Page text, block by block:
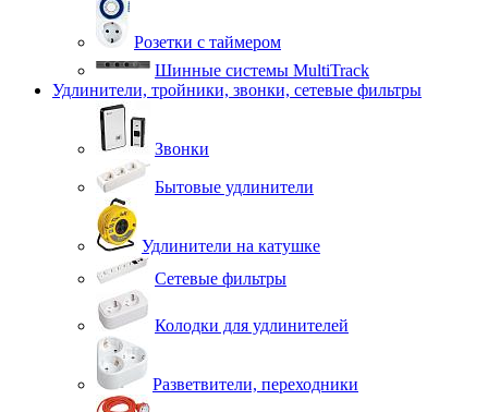
Розетки с таймером
Шинные системы MultiTrack
Удлинители, тройники, звонки, сетевые фильтры
Звонки
Бытовые удлинители
Удлинители на катушке
Сетевые фильтры
Колодки для удлинителей
Разветвители, переходники